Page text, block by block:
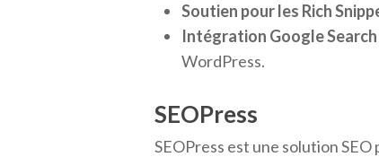
Soutien pour les Rich
Intégration Google
WordPress.
SEOPress
SEOPress est une solution